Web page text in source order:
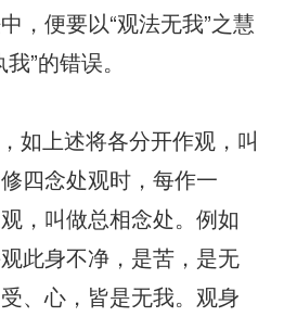
，便要以“观法无我”之慧
”的错误。
如上述将各分开作观，叫
四念处观时，每作一
，叫做总相念处。例如
此身不净，是苦，是无
、心，皆是无我。观身